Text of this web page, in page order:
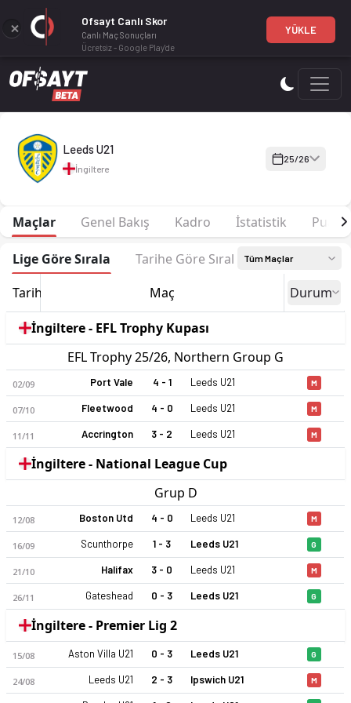
Leeds U21 25-26 sezonu | EFL Trophy Kupası EFL Trophy
Leeds U21
İngiltere
25/26
Maçlar Genel Bakış Kadro İstatistik Puan
Lige Göre Sırala Tarihe Göre Sırala Tüm Maçlar
Tarih Maç Durum
İngiltere - EFL Trophy Kupası
EFL Trophy 25/26, Northern Group G
02/09 Port Vale 4 - 1 Leeds U21 M
07/10 Fleetwood 4 - 0 Leeds U21 M
11/11 Accrington 3 - 2 Leeds U21 M
İngiltere - National League Cup
Grup D
12/08 Boston Utd 4 - 0 Leeds U21 M
16/09 Scunthorpe 1 - 3 Leeds U21 G
21/10 Halifax 3 - 0 Leeds U21 M
26/11 Gateshead 0 - 3 Leeds U21 G
İngiltere - Premier Lig 2
15/08 Aston Villa U21 0 - 3 Leeds U21 G
24/08 Leeds U21 2 - 3 Ipswich U21 M
Ofsayt Canlı Skor
Canlı Maç Sonuçları
Ücretsiz - Google Play'de
YÜKLE